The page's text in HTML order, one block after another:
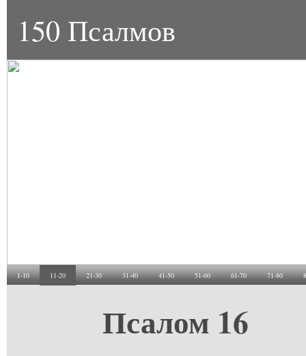
150 Псалмов
1-10 11-20 21-30 31-40 41-50 51-60 61-70 71-80
Псалом 16